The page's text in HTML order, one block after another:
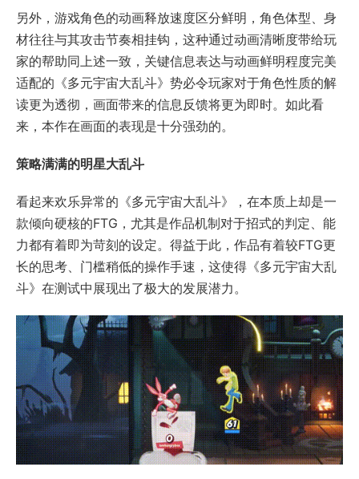
另外，游戏角色的动画释放速度区分鲜明，角色体型、身
材往往与其攻击节奏相挂钩，这种通过动画清晰度带给玩
家的帮助同上述一致，关键信息表达与动画鲜明程度完美
适配的《多元宇宙大乱斗》势必令玩家对于角色性质的解
读更为透彻，画面带来的信息反馈将更为即时。如此看
来，本作在画面的表现是十分强劲的。
策略满满的明星大乱斗
看起来欢乐异常的《多元宇宙大乱斗》，在本质上却是一
款倾向硬核的FTG，尤其是作品机制对于招式的判定、能
力都有着即为苛刻的设定。得益于此，作品有着较FTG更
长的思考、门槛稍低的操作手速，这使得《多元宇宙大乱
斗》在测试中展现出了极大的发展潜力。